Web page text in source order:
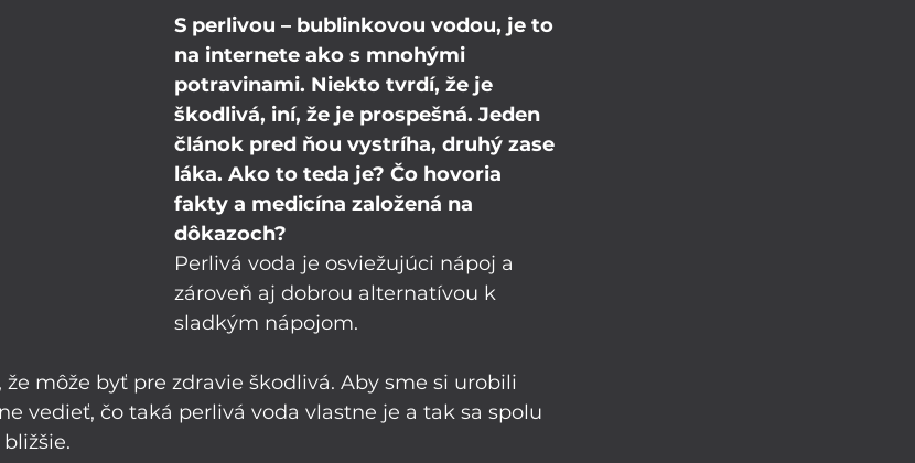
S perlivou – bublinkovou vodou, je to
na internete ako s mnohými
potravinami. Niekto tvrdí, že je
škodlivá, iní, že je prospešná. Jeden
článok pred ňou vystríha, druhý zase
láka. Ako to teda je? Čo hovoria
fakty a medicína založená na
dôkazoch?
Perlivá voda je osviežujúci nápoj a
zároveň aj dobrou alternatívou k
sladkým nápojom.
môže byť pre zdravie škodlivá. Aby sme si urobili
vedieť, čo taká perlivá voda vlastne je a tak sa spolu